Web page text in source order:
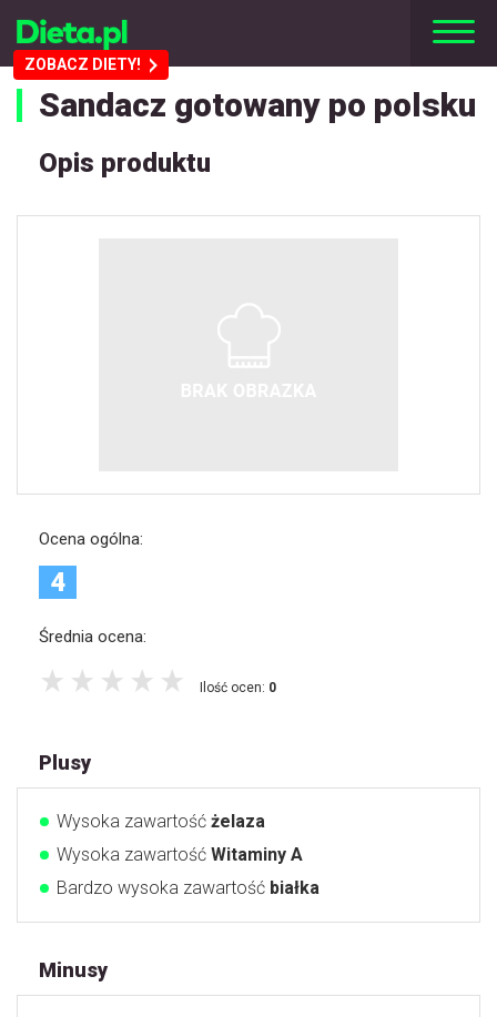
ZOBACZ DIETY!
Sandacz gotowany po polsku
Opis produktu
Ocena ogólna:
4
Średnia ocena:
Ilość ocen: 0
Plusy
Wysoka zawartość żelaza
Wysoka zawartość Witaminy A
Bardzo wysoka zawartość białka
Minusy